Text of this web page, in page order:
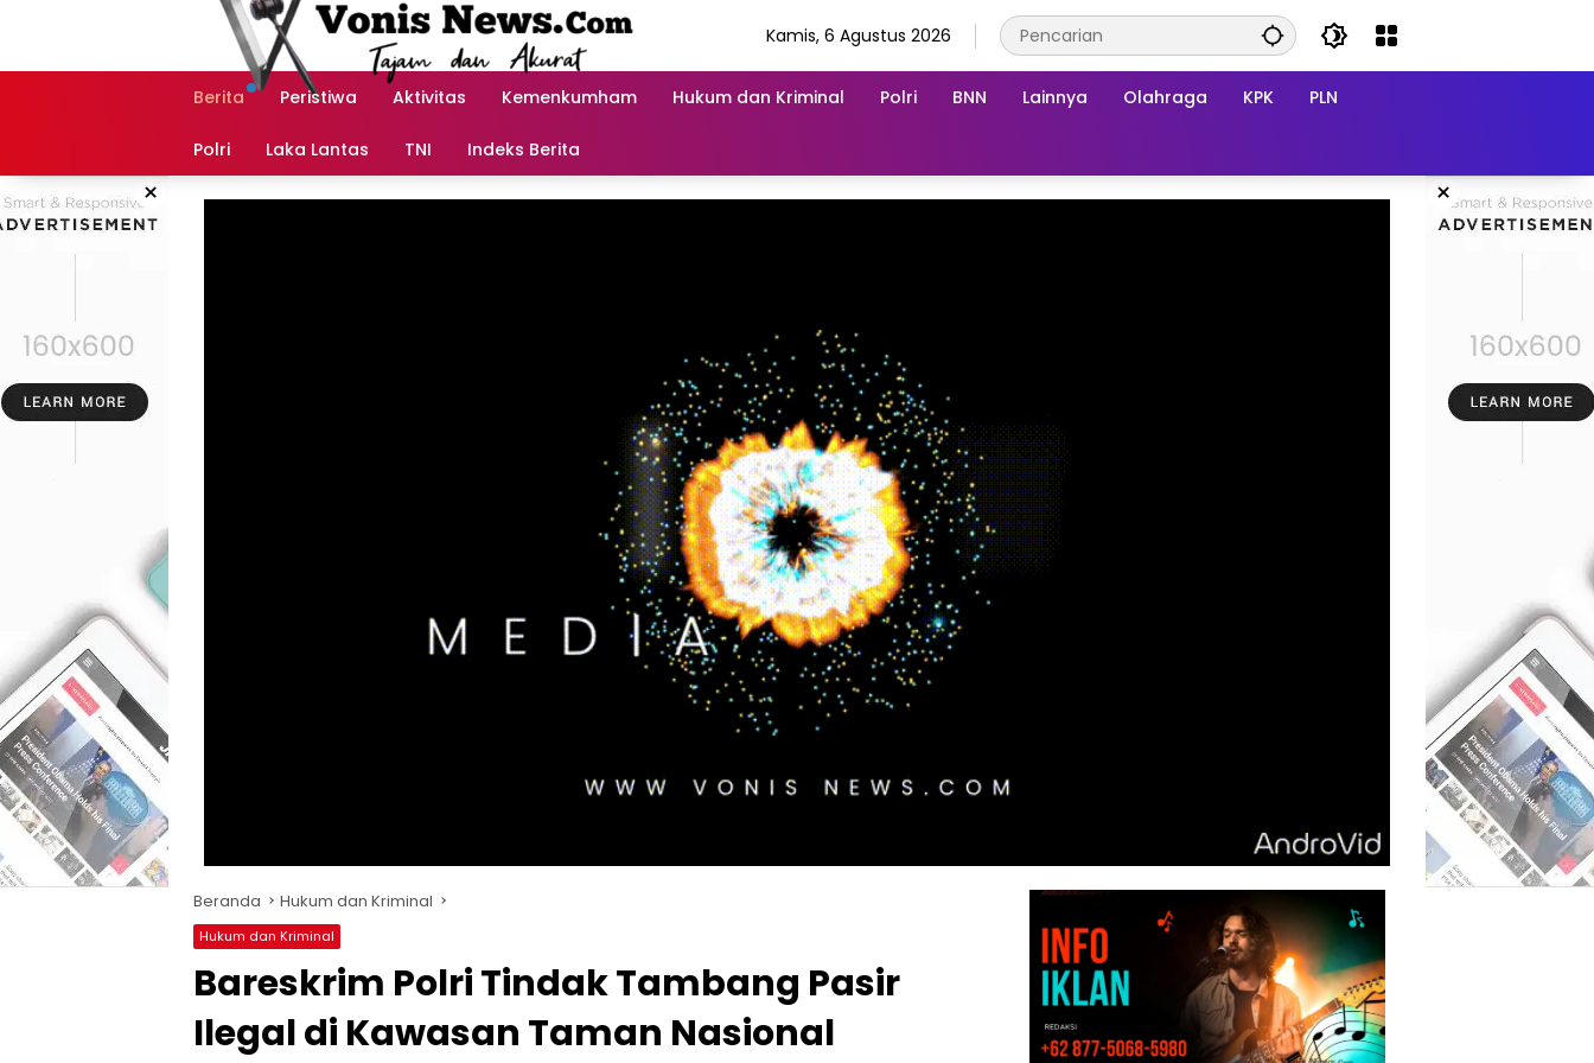
Kamis, 6 Agustus 2026
Berita Peristiwa Aktivitas Kemenkumham Hukum dan Kriminal Polri BNN Lainnya Olahraga KPK PLN
Polri Laka Lantas TNI Indeks Berita
× ×
Beranda Hukum dan Kriminal
Hukum dan Kriminal
Bareskrim Polri Tindak Tambang Pasir
Ilegal di Kawasan Taman Nasional